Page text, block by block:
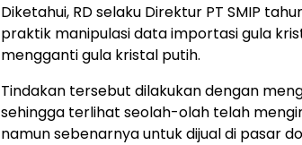
Diketahui, RD selaku Direktur PT SMIP
praktik manipulasi data importasi gula
mengganti gula kristal putih.
Tindakan tersebut dilakukan dengan
sehingga terlihat seolah-olah telah
namun sebenarnya untuk dijual di pasar